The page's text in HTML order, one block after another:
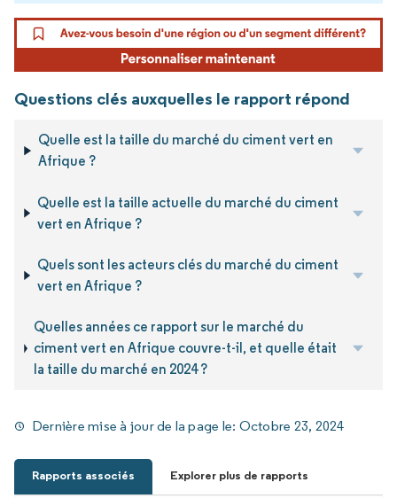
Questions clés auxquelles le rapport répond
Quelle est la taille du marché du ciment vert en
Afrique ?
Quelle est la taille actuelle du marché du ciment
vert en Afrique ?
Quels sont les acteurs clés du marché du ciment
vert en Afrique ?
Quelles années ce rapport sur le marché du
ciment vert en Afrique couvre-t-il, et quelle était
la taille du marché en 2024 ?
Dernière mise à jour de la page le: Octobre 23, 2024
Rapports associés Explorer plus de rapports